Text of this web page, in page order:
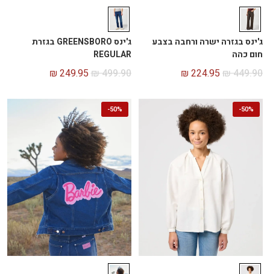
ג'ינס בגזרה ישרה ורחבה בצבע
חום כהה
₪449.90
₪ 224.95
ג'ינס GREENSBORO בגזרת
REGULAR
₪499.90
₪ 249.95
50%
-
50%
-